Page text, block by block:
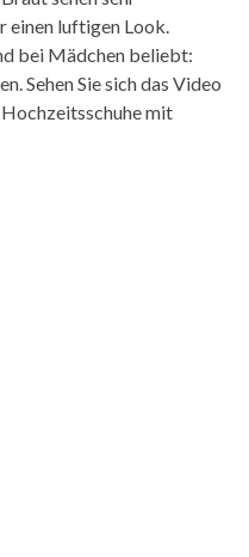
einen luftigen Look.
bei Mädchen beliebt:
Sehen Sie sich das Video
Hochzeitsschuhe mit